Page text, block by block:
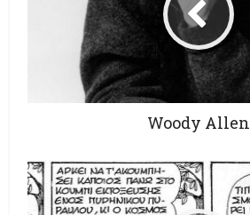
Woody Allen